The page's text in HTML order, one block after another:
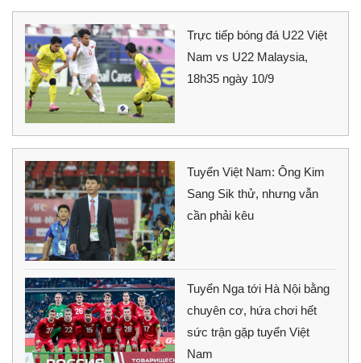
Trực tiếp bóng đá U22 Việt
Nam vs U22 Malaysia,
18h35 ngày 10/9
Tuyển Việt Nam: Ông Kim
Sang Sik thử, nhưng vẫn
cần phải kêu
Tuyển Nga tới Hà Nội bằng
chuyên cơ, hứa chơi hết
sức trận gặp tuyển Việt
Nam